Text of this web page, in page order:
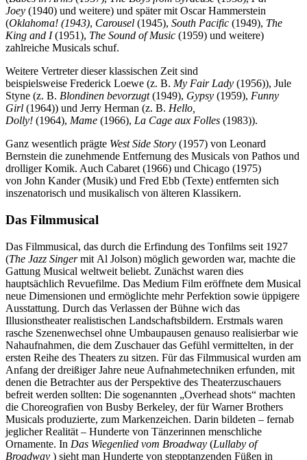
Joey (1940) und weitere) und später mit Oscar Hammerstein
(Oklahoma! (1943), Carousel (1945), South Pacific (1949), The
King and I(1951), The Sound of Music (1959) und weitere)
zahlreiche Musicals schuf.
Weitere Vertreter dieser klassischen Zeit sind
beispielsweise Frederick Loewe (z. B. My Fair Lady (1956)), Jule
Styne (z. B. Blondinen bevorzugt(1949), Gypsy (1959), Funny
Girl (1964)) und Jerry Herman (z. B. Hello,
Dolly! (1964), Mame (1966), La Cage aux Folles (1983)).
Ganz wesentlich prägte West Side Story (1957) von Leonard
Bernstein die zunehmende Entfernung des Musicals von Pathos und
drolliger Komik. Auch Cabaret (1966) und Chicago (1975)
von John Kander (Musik) und Fred Ebb (Texte) entfernten sich
inszenatorisch und musikalisch von älteren Klassikern.
Das Filmmusical
Das Filmmusical, das durch die Erfindung des Tonfilms seit 1927
(The Jazz Singermit Al Jolson) möglich geworden war, machte die
Gattung Musical weltweit beliebt. Zunächst waren dies
hauptsächlich Revuefilme. Das Medium Film eröffnete dem Musical
neue Dimensionen und ermöglichte mehr Perfektion sowie üppigere
Ausstattung. Durch das Verlassen der Bühne wich das
Illusionstheater realistischen Landschaftsbildern. Erstmals waren
rasche Szenenwechsel ohne Umbaupausen genauso realisierbar wie
Nahaufnahmen, die dem Zuschauer das Gefühl vermittelten, in der
ersten Reihe des Theaters zu sitzen. Für das Filmmusical wurden am
Anfang der dreißiger Jahre neue Aufnahmetechniken erfunden, mit
denen die Betrachter aus der Perspektive des Theaterzuschauers
befreit werden sollten: Die sogenannten „Overhead shots“ machten
die Choreografien von Busby Berkeley, der für Warner Brothers
Musicals produzierte, zum Markenzeichen. Darin bildeten – fernab
jeglicher Realität – Hunderte von Tänzerinnen menschliche
Ornamente. In Das Wiegenlied vom Broadway (Lullaby of
Broadway ) sieht man Hunderte von stepptanzenden Füßen in